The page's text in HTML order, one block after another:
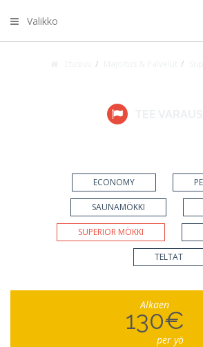
Valikko
ECONOMY
SAUNAMÖKKI
SUPERIOR MÖKKI
TELTAT
Alkaen
130€
per yö